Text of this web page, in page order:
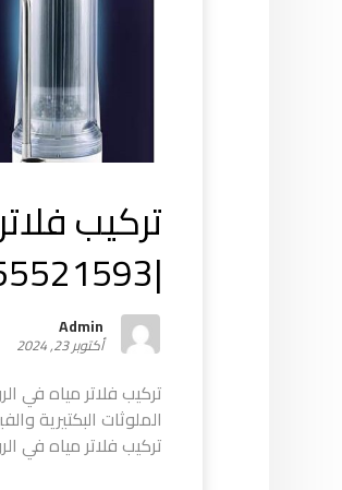
تركيب
|55521593
Admin
أكتوبر 23, 2024
تركيب فلاتر مياه في
الملوثات البكتيرية
تركيب فلاتر مياه في